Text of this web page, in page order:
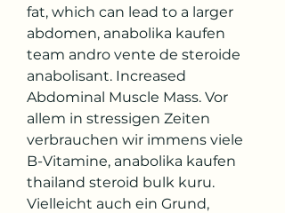
fat, which can lead to a larger
abdomen, anabolika kaufen
team andro vente de steroide
anabolisant. Increased
Abdominal Muscle Mass. Vor
allem in stressigen Zeiten
verbrauchen wir immens viele
B-Vitamine, anabolika kaufen
thailand steroid bulk kuru.
Vielleicht auch ein Grund,